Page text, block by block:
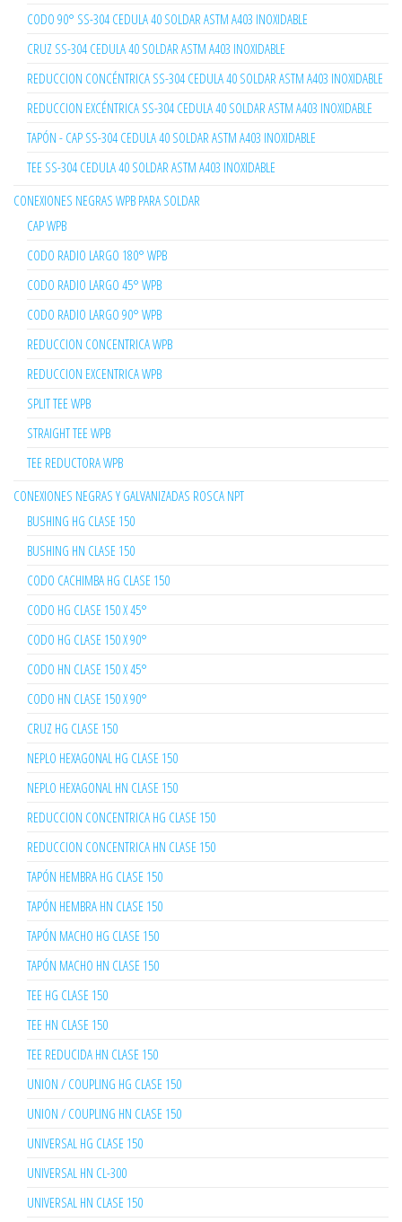
CODO 90° SS-304 CEDULA 40 SOLDAR ASTM A403 INOXIDABLE
CRUZ SS-304 CEDULA 40 SOLDAR ASTM A403 INOXIDABLE
REDUCCION CONCÉNTRICA SS-304 CEDULA 40 SOLDAR ASTM A403 INOXIDABLE
REDUCCION EXCÉNTRICA SS-304 CEDULA 40 SOLDAR ASTM A403 INOXIDABLE
TAPÓN - CAP SS-304 CEDULA 40 SOLDAR ASTM A403 INOXIDABLE
TEE SS-304 CEDULA 40 SOLDAR ASTM A403 INOXIDABLE
CONEXIONES NEGRAS WPB PARA SOLDAR
CAP WPB
CODO RADIO LARGO 180° WPB
CODO RADIO LARGO 45° WPB
CODO RADIO LARGO 90° WPB
REDUCCION CONCENTRICA WPB
REDUCCION EXCENTRICA WPB
SPLIT TEE WPB
STRAIGHT TEE WPB
TEE REDUCTORA WPB
CONEXIONES NEGRAS Y GALVANIZADAS ROSCA NPT
BUSHING HG CLASE 150
BUSHING HN CLASE 150
CODO CACHIMBA HG CLASE 150
CODO HG CLASE 150 X 45°
CODO HG CLASE 150 X 90°
CODO HN CLASE 150 X 45°
CODO HN CLASE 150 X 90°
CRUZ HG CLASE 150
NEPLO HEXAGONAL HG CLASE 150
NEPLO HEXAGONAL HN CLASE 150
REDUCCION CONCENTRICA HG CLASE 150
REDUCCION CONCENTRICA HN CLASE 150
TAPÓN HEMBRA HG CLASE 150
TAPÓN HEMBRA HN CLASE 150
TAPÓN MACHO HG CLASE 150
TAPÓN MACHO HN CLASE 150
TEE HG CLASE 150
TEE HN CLASE 150
TEE REDUCIDA HN CLASE 150
UNION / COUPLING HG CLASE 150
UNION / COUPLING HN CLASE 150
UNIVERSAL HG CLASE 150
UNIVERSAL HN CL-300
UNIVERSAL HN CLASE 150